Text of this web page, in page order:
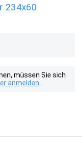
234x60
müssen Sie sich
anmelden